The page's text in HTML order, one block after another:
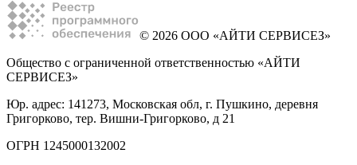
© 2026 ООО «АЙТИ СЕРВИСЕЗ»
Общество с ограниченной ответственностью «АЙТИ
СЕРВИСЕЗ»
Юр. адрес: 141273, Московская обл, г. Пушкино, деревня
Григорково, тер. Вишни-Григорково, д 21
ОГРН 1245000132002